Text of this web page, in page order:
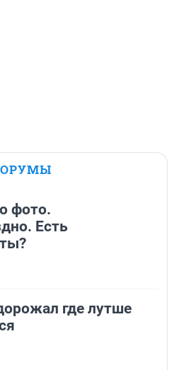
фото.
Есть
где лутше